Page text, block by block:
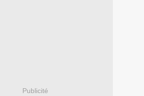
Publicité